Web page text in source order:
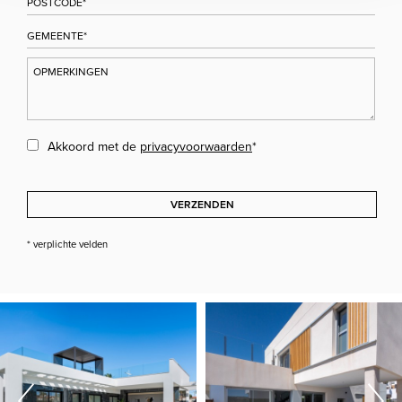
Akkoord met de privacyvoorwaarden*
VERZENDEN
* verplichte velden